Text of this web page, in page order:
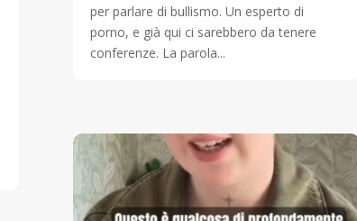
per parlare di bullismo. Un esperto di
porno, e già qui ci sarebbero da tenere
conferenze. La parola...